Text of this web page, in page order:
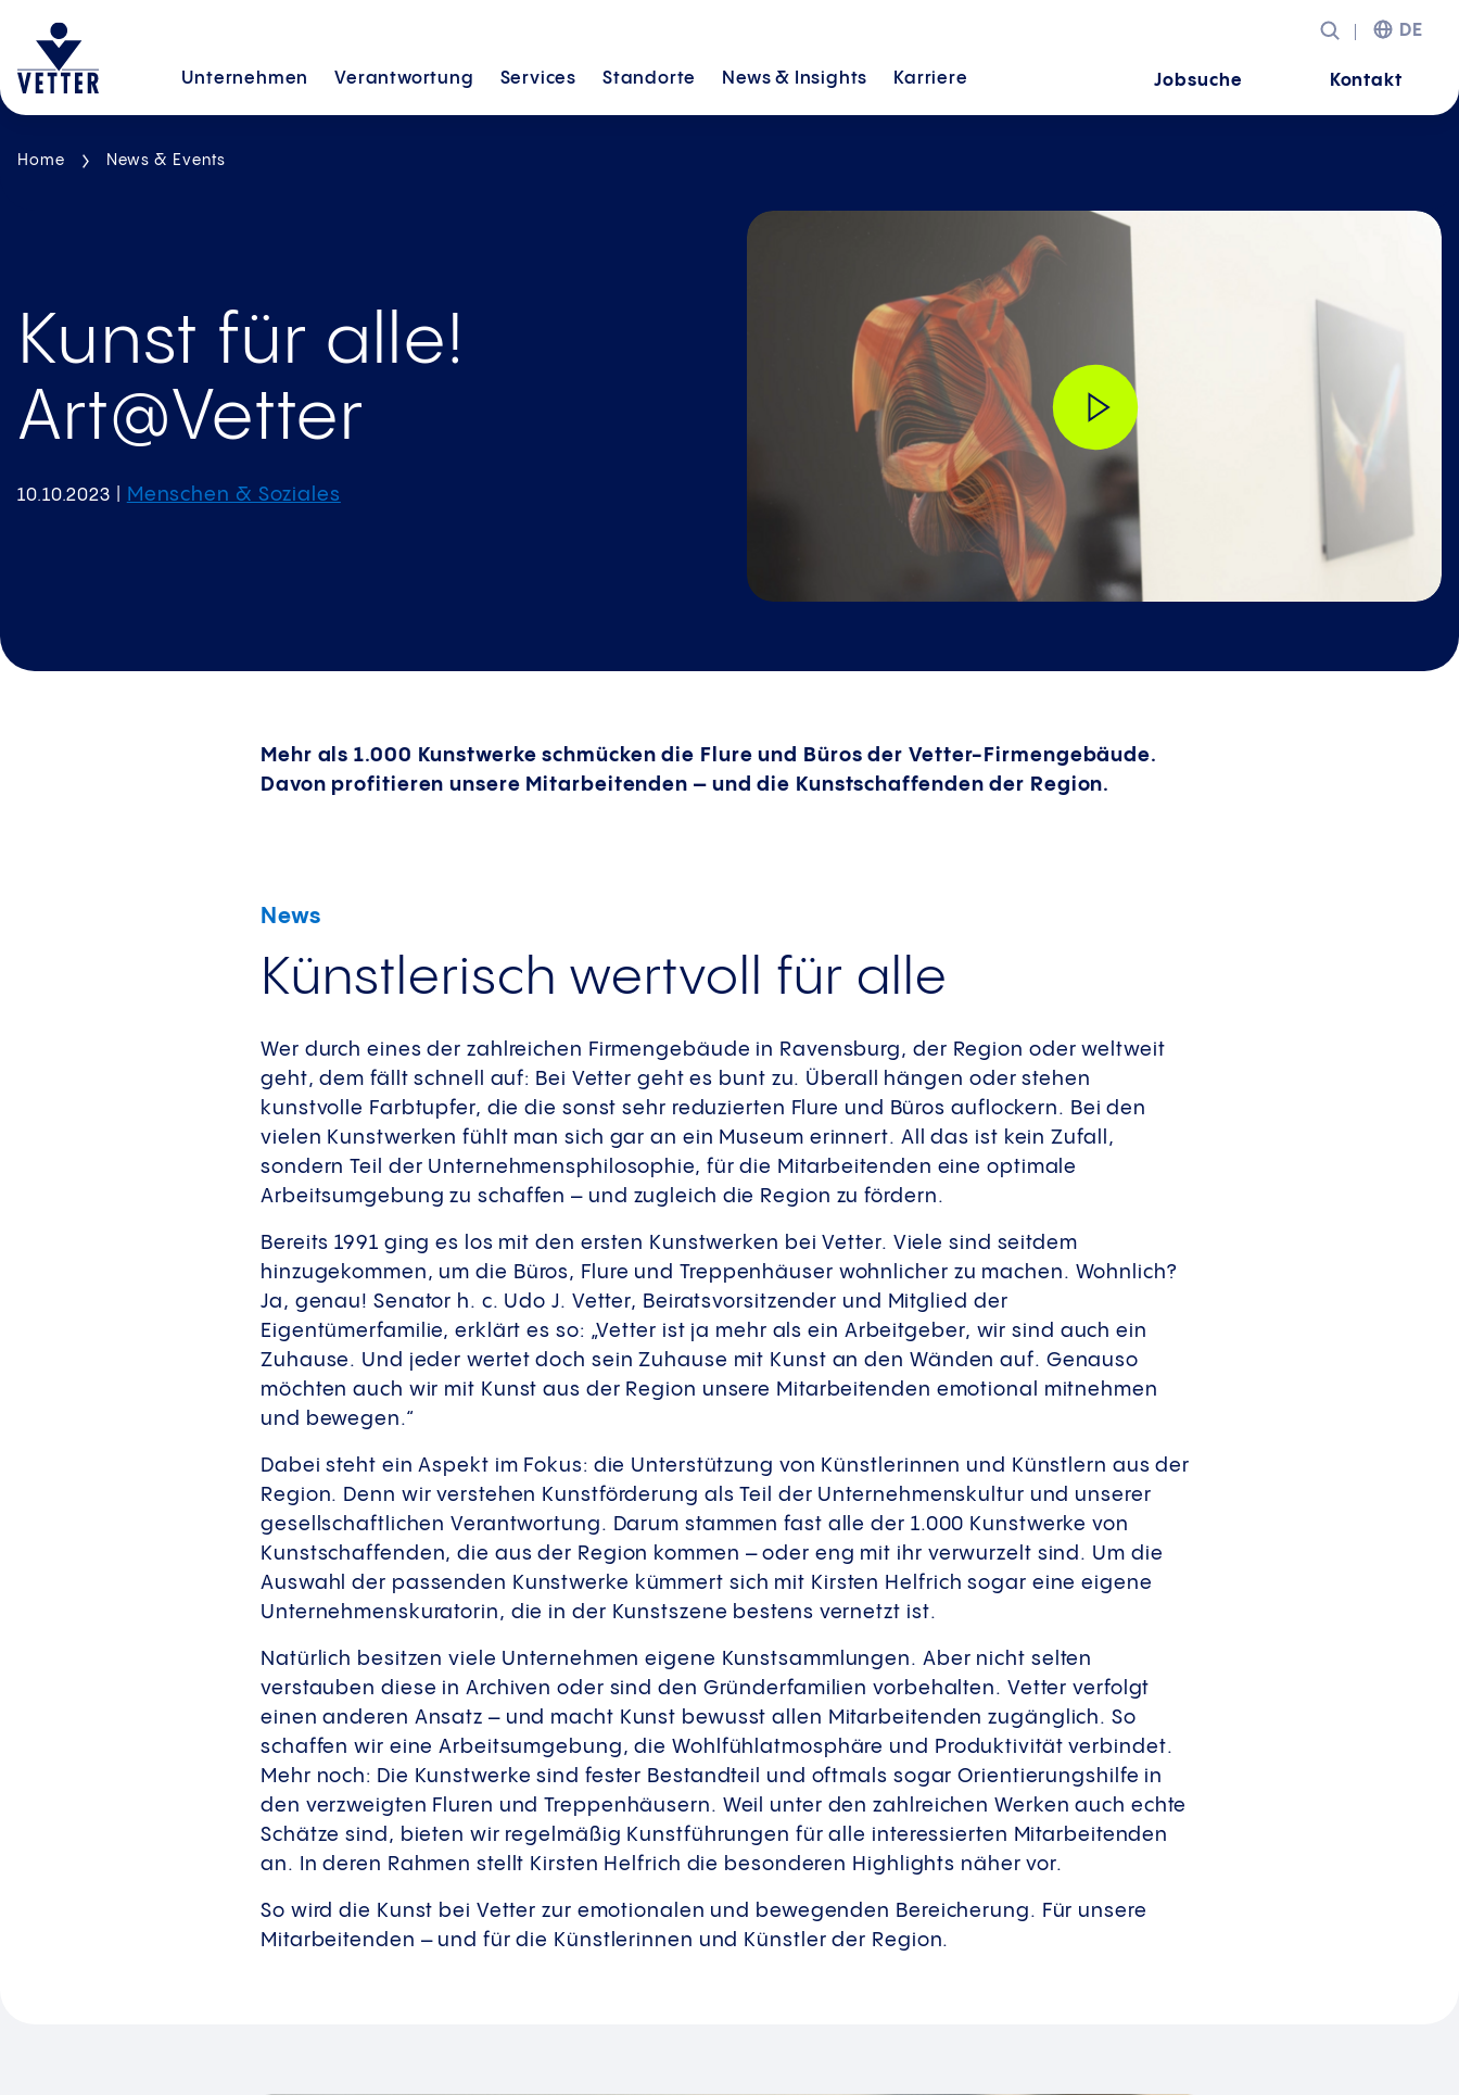
Unternehmen Verantwortung Services Standorte News & Insights Karriere
DE
Jobsuche Kontakt
Home News & Events
Kunst für alle!
Art@Vetter
10.10.2023 Menschen & Soziales
Mehr als 1.000 Kunstwerke schmücken die Flure und Büros der Vetter-Firmengebäude.
Davon profitieren unsere Mitarbeitenden – und die Kunstschaffenden der Region.
News
Künstlerisch wertvoll für alle
Wer durch eines der zahlreichen Firmengebäude in Ravensburg, der Region oder weltweit
geht, dem fällt schnell auf: Bei Vetter geht es bunt zu. Überall hängen oder stehen
kunstvolle Farbtupfer, die die sonst sehr reduzierten Flure und Büros auflockern. Bei den
vielen Kunstwerken fühlt man sich gar an ein Museum erinnert. All das ist kein Zufall,
sondern Teil der Unternehmensphilosophie, für die Mitarbeitenden eine optimale
Arbeitsumgebung zu schaffen – und zugleich die Region zu fördern.
Bereits 1991 ging es los mit den ersten Kunstwerken bei Vetter. Viele sind seitdem
hinzugekommen, um die Büros, Flure und Treppenhäuser wohnlicher zu machen. Wohnlich?
Ja, genau! Senator h. c. Udo J. Vetter, Beiratsvorsitzender und Mitglied der
Eigentümerfamilie, erklärt es so: „Vetter ist ja mehr als ein Arbeitgeber, wir sind auch ein
Zuhause. Und jeder wertet doch sein Zuhause mit Kunst an den Wänden auf. Genauso
möchten auch wir mit Kunst aus der Region unsere Mitarbeitenden emotional mitnehmen
und bewegen.“
Dabei steht ein Aspekt im Fokus: die Unterstützung von Künstlerinnen und Künstlern aus der
Region. Denn wir verstehen Kunstförderung als Teil der Unternehmenskultur und unserer
gesellschaftlichen Verantwortung. Darum stammen fast alle der 1.000 Kunstwerke von
Kunstschaffenden, die aus der Region kommen – oder eng mit ihr verwurzelt sind. Um die
Auswahl der passenden Kunstwerke kümmert sich mit Kirsten Helfrich sogar eine eigene
Unternehmenskuratorin, die in der Kunstszene bestens vernetzt ist.
Natürlich besitzen viele Unternehmen eigene Kunstsammlungen. Aber nicht selten
verstauben diese in Archiven oder sind den Gründerfamilien vorbehalten. Vetter verfolgt
einen anderen Ansatz – und macht Kunst bewusst allen Mitarbeitenden zugänglich. So
schaffen wir eine Arbeitsumgebung, die Wohlfühlatmosphäre und Produktivität verbindet.
Mehr noch: Die Kunstwerke sind fester Bestandteil und oftmals sogar Orientierungshilfe in
den verzweigten Fluren und Treppenhäusern. Weil unter den zahlreichen Werken auch echte
Schätze sind, bieten wir regelmäßig Kunstführungen für alle interessierten Mitarbeitenden
an. In deren Rahmen stellt Kirsten Helfrich die besonderen Highlights näher vor.
So wird die Kunst bei Vetter zur emotionalen und bewegenden Bereicherung. Für unsere
Mitarbeitenden – und für die Künstlerinnen und Künstler der Region.